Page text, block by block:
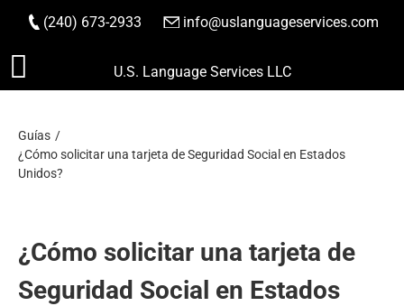
Saltar
(240) 673-2933 info@uslanguageservices.com
HACER PEDIDO
U.S. Language Services LLC
Guías
¿Cómo solicitar una tarjeta de Seguridad Social en Estados
Unidos?
¿Cómo solicitar una tarjeta de
Seguridad Social en Estados